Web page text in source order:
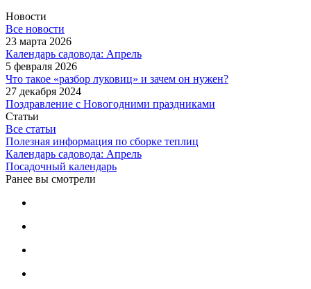
Новости
Все новости
23 марта 2026
Календарь садовода: Апрель
5 февраля 2026
Что такое «разбор луковиц» и зачем он нужен?
27 декабря 2024
Поздравление с Новогодними праздниками
Статьи
Все статьи
Полезная информация по сборке теплиц
Календарь садовода: Апрель
Посадочный календарь
Ранее вы смотрели